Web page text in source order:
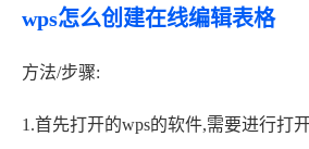
wps怎么创建在线编辑表格
方法/步骤:
1.首先打开的wps的软件,需要进行打